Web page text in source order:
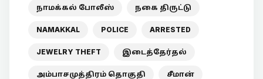
நாமக்கல் போலீஸ் நகை திருட்டு
NAMAKKAL POLICE ARRESTED
JEWELRY THEFT இடைத்தேர்தல்
அம்பாசமுத்திரம் தொகுதி சீமான்